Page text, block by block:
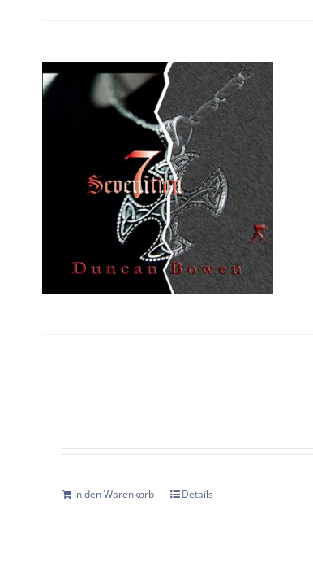
In den Warenkorb Details